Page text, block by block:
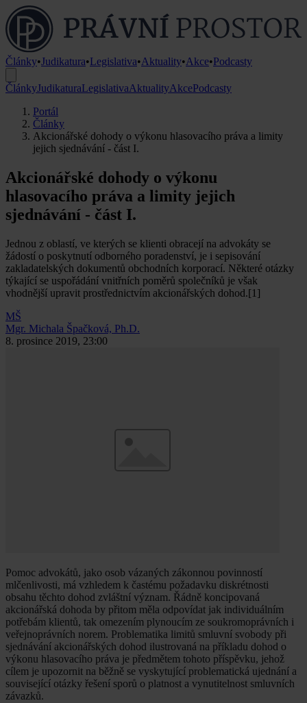
Články•Judikatura•Legislativa•Aktuality•Akce•Podcasty
ČlánkyJudikaturaLegislativaAktualityAkcePodcasty
Portál
Články
Akcionářské dohody o výkonu hlasovacího práva a limity
jejich sjednávání - část I.
Akcionářské dohody o výkonu
hlasovacího práva a limity jejich
sjednávání - část I.
Jednou z oblastí, ve kterých se klienti obracejí na advokáty se
žádostí o poskytnutí odborného poradenství, je i sepisování
zakladatelských dokumentů obchodních korporací. Některé otázky
týkající se uspořádání vnitřních poměrů společníků je však
vhodnější upravit prostřednictvím akcionářských dohod.[1]
MŠ
Mgr. Michala Špačková, Ph.D.
8. prosince 2019, 23:00
Pomoc advokátů, jako osob vázaných zákonnou povinností
mlčenlivosti, má vzhledem k častému požadavku diskrétnosti
obsahu těchto dohod zvláštní význam. Řádně koncipovaná
akcionářská dohoda by přitom měla odpovídat jak individuálním
potřebám klientů, tak omezením plynoucím ze soukromoprávních i
veřejnoprávních norem. Problematika limitů smluvní svobody při
sjednávání akcionářských dohod ilustrovaná na příkladu dohod o
výkonu hlasovacího práva je předmětem tohoto příspěvku, jehož
cílem je upozornit na běžně se vyskytující problematická ujednání a
související otázky řešení sporů o platnost a vynutitelnost smluvních
závazků.